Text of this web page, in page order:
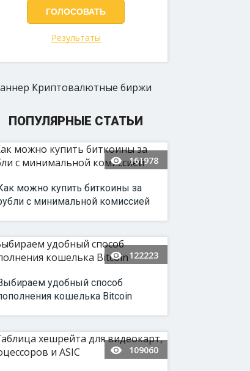
Результаты
ПОПУЛЯРНЫЕ СТАТЬИ
161978
можно купить биткоины за
с минимальной комиссией
122223
удобный способ
кошелька Bitcoin
109060